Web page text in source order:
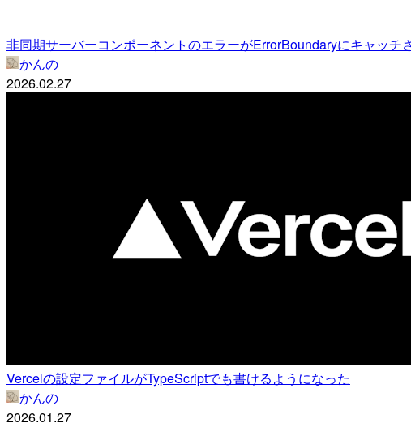
非同期サーバーコンポーネントのエラーがErrorBoundaryにキャッチ
かんの
2026.02.27
Vercelの設定ファイルがTypeScriptでも書けるようになった
かんの
2026.01.27